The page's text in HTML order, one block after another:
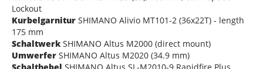
Lockout
Kurbelgarnitur SHIMANO Alivio MT101-2 (36x22T) - length
175 mm
Schaltwerk SHIMANO Altus M2000 (direct mount)
Umwerfer SHIMANO Altus M2020 (34.9 mm)